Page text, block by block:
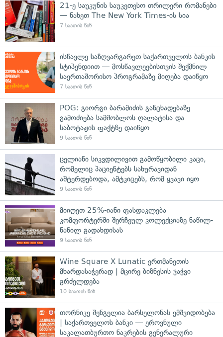
21-ე საუკუნის საუკეთესო თრილერი რომანები
— ნახეთ The New York Times-ის სია
7 საათის წინ
ისწავლე საზღვარგარეთ საქართველოს ბანკის
სტიპენდიით — მოსწავლეებისთვის შექმნილ
საერთაშორისო პროგრამაზე მიღება დაიწყო
7 საათის წინ
POG: გიორგი ბარამიძის განცხადებაზე
გამოძიება სამშობლოს ღალატისა და
საბოტაჟის ფაქტზე დაიწყო
9 საათის წინ
ცელიანი სიკვდილივით გამოწყობილი კაცი,
რომელიც პაციენტებს სახურავიდან
აშტერდებოდა, ამტკიცებს, რომ ყვავი იყო
9 საათის წინ
მიიღეთ 25%-იანი ფასდაკლება
კომფორტერში შერჩეულ კოლექციაზე ნაწილ-
ნაწილ გადახდისას
9 საათის წინ
Wine Square X Lunatic ერთმანეთის
მხარდასაჭერად | მცირე ბიზნესის ჯაჭვი
გრძელდება
10 საათის წინ
თორნიკე შენგელია ბარსელონას ემშვიდობება
| საქართველოს ბანკი — ეროვნული
საკალათბურთო ნაკრების გენერალური